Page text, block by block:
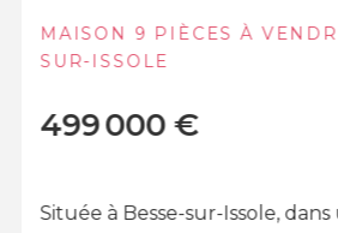
MAISON 9 PIÈCES À
SUR-ISSOLE
499 000 €
Située à Besse-sur-Issole, dans